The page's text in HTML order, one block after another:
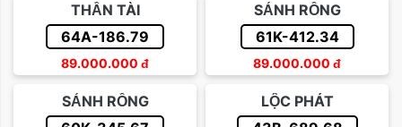
THẦN TÀI
64A-186.79
89.000.000 đ
SẢNH RỒNG
61K-412.34
89.000.000 đ
SẢNH RỒNG
LỘC PHÁT